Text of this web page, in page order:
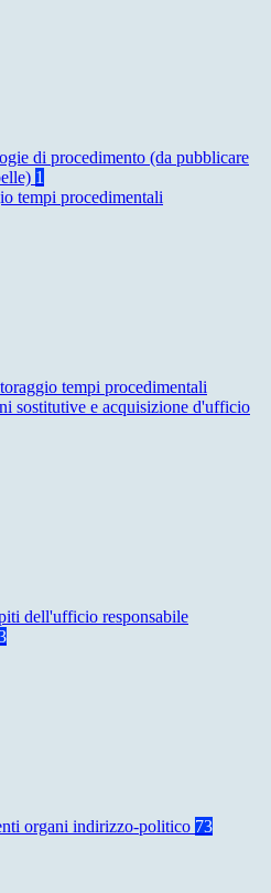
di procedimento (da pubblicare
1
tempi procedimentali
tempi procedimentali
sostitutive e acquisizione d'ufficio
dell'ufficio responsabile
organi indirizzo-politico 73